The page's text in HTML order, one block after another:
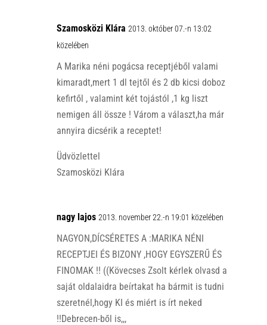
Szamosközi Klára 2013. október 07.-n 13:02
közelében
A Marika néni pogácsa receptjéből valami
kimaradt,mert 1 dl tejtől és 2 db kicsi doboz
kefirtől , valamint két tojástól ,1 kg liszt
nemigen áll össze ! Várom a választ,ha már
annyira dicsérik a receptet!
Üdvözlettel
Szamosközi Klára
nagy lajos 2013. november 22.-n 19:01 közelében
NAGYON,DÍCSÉRETES A :MARIKA NÉNI
RECEPTJEI ÉS BIZONY ,HOGY EGYSZERŰ ÉS
FINOMAK !! ((Kövecses Zsolt kérlek olvasd a
saját oldalaidra beírtakat ha bármit is tudni
szeretnél,hogy KI és miért is írt neked
!!Debrecen-ből is,,,